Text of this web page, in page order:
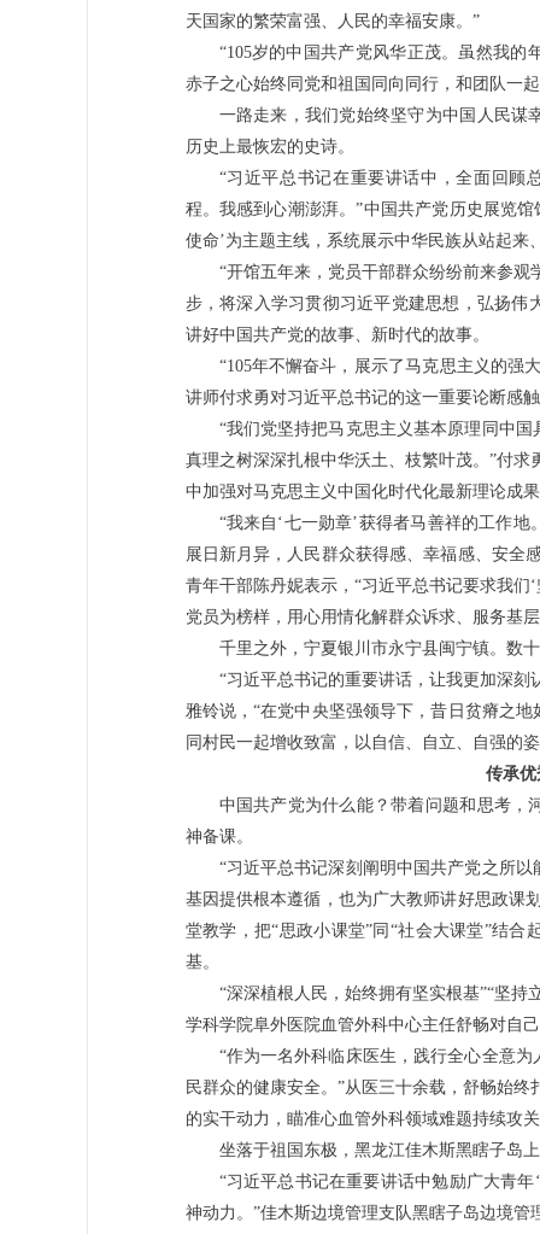
天国家的繁荣富强、人民的幸福安康。”
“105岁的中国共产党风华正茂。虽然我
赤子之心始终同党和祖国同向同行，和团队一
一路走来，我们党始终坚守为中国人民谋
历史上最恢宏的史诗。
“习近平总书记在重要讲话中，全面回顾
程。我感到心潮澎湃。”中国共产党历史展览
使命’为主题主线，系统展示中华民族从站起来
“开馆五年来，党员干部群众纷纷前来参
步，将深入学习贯彻习近平党建思想，弘扬
讲好中国共产党的故事、新时代的故事。
“105年不懈奋斗，展示了马克思主义的
讲师付求勇对习近平总书记的这一重要论断感
“我们党坚持把马克思主义基本原理同中
真理之树深深扎根中华沃土、枝繁叶茂。”付
中加强对马克思主义中国化时代化最新理论成
“我来自‘七一勋章’获得者马善祥的工作
展日新月异，人民群众获得感、幸福感、安全
青年干部陈丹妮表示，“习近平总书记要求我们
党员为榜样，用心用情化解群众诉求、服务基
千里之外，宁夏银川市永宁县闽宁镇。数
“习近平总书记的重要讲话，让我更加深
雅铃说，“在党中央坚强领导下，昔日贫瘠之
同村民一起增收致富，以自信、自立、自强的
传承优
中国共产党为什么能？带着问题和思考，
神备课。
“习近平总书记深刻阐明中国共产党之所
基因提供根本遵循，也为广大教师讲好思政课
堂教学，把“思政小课堂”同“社会大课堂”结
基。
“深深植根人民，始终拥有坚实根基”“坚
学科学院阜外医院血管外科中心主任舒畅对自
“作为一名外科临床医生，践行全心全意
民群众的健康安全。”从医三十余载，舒畅始
的实干动力，瞄准心血管外科领域难题持续攻
坐落于祖国东极，黑龙江佳木斯黑瞎子岛
“习近平总书记在重要讲话中勉励广大青
神动力。”佳木斯边境管理支队黑瞎子岛边境